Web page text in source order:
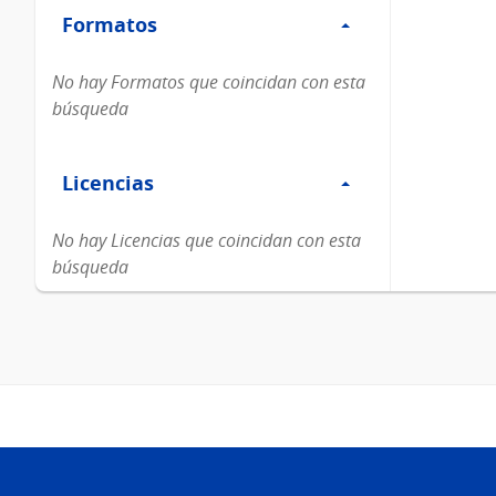
Formatos
Formatos
No hay Formatos que coincidan con esta
búsqueda
Licencias
Licencias
No hay Licencias que coincidan con esta
búsqueda